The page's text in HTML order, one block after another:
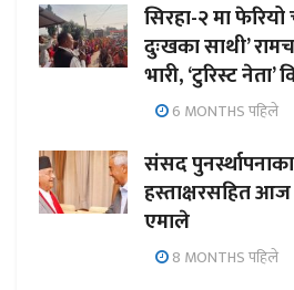
सिरहा-२ मा
दुःखका साथी’
भारी, ‘टुरिस्ट
6 MONTHS पहिले
संसद
हस्ताक्षरसहित आज
एमाले
8 MONTHS पहिले